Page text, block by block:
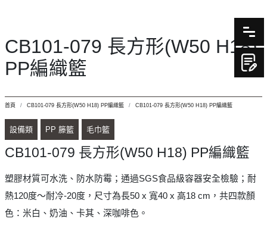
CB101-079 長方形(W50 H18)
PP編織籃
首頁 CB101-079 長方形(W50 H18) PP編織籃 CB101-079 長方形(W50 H18) PP編織籃
設備類 PP 籐籃 毛巾籃
CB101-079 長方形(W50 H18) PP編織籃
塑膠材質可水洗、防水防霉；通過SGS食品級容器安全檢驗；耐
熱120度～耐冷-20度，尺寸為長50 x 寬40 x 高18 cm，共四款顏
色：米白、奶油、卡其、深咖啡色。